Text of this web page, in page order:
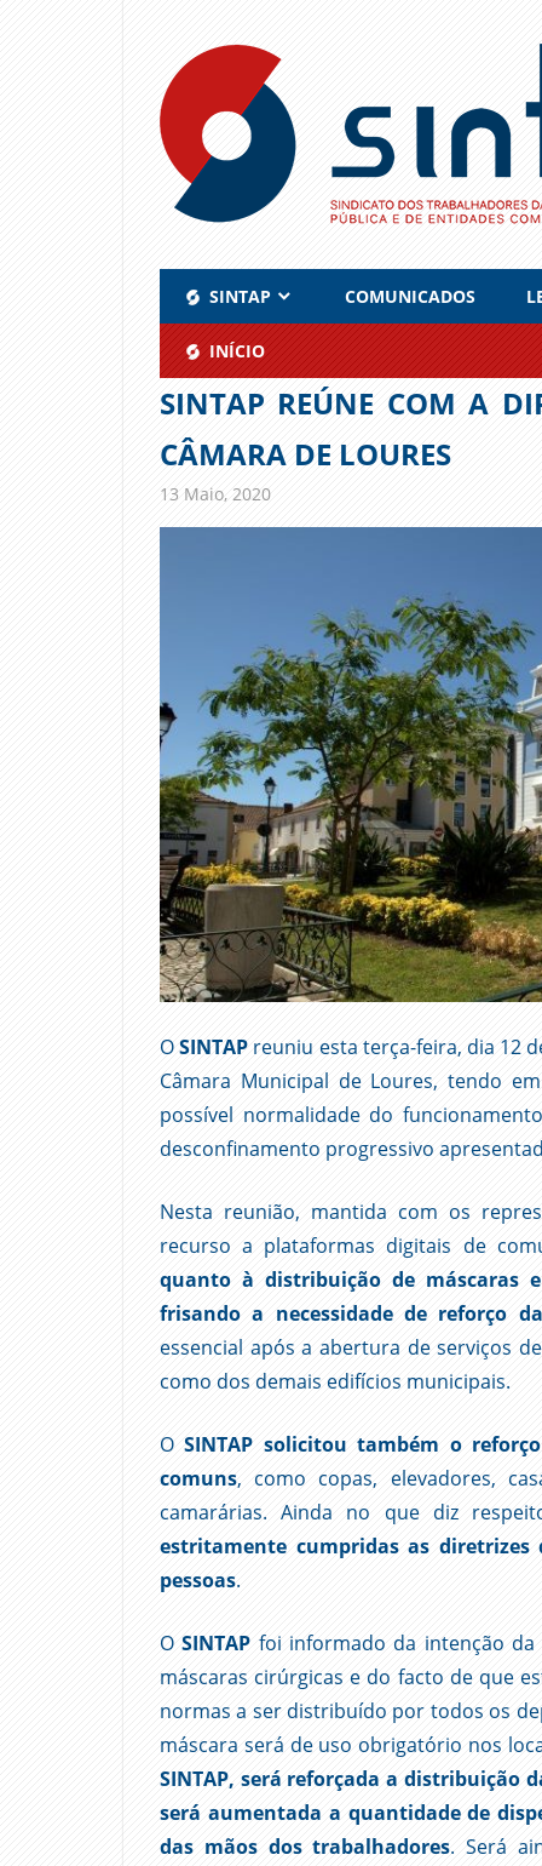
content
SINTAP COMUNICADOS
INÍCIO
SINTAP REÚNE COM A
CÂMARA DE LOURES
13 Maio, 2020
OSINTAP reuniu esta terça-feira, dia 12
Câmara Municipal de Loures, tendo
possível normalidade do
desconfinamento progressivo
Nesta reunião, mantida com os
recurso a plataformas digitais de
quanto à distribuição de máscaras
frisando a necessidade de reforço
essencial após a abertura de serviços
como dos demais edifícios municipais.
OSINTAP solicitou também o
comuns, como copas, elevadores,
camarárias. Ainda no que diz
estritamente cumpridas as diretrizes
pessoas.
OSINTAP foi informado da intenção
máscaras cirúrgicas e do facto de que
normas a ser distribuído por todos os
máscara será de uso obrigatório nos
SINTAP, será reforçada a distribuição
será aumentada a quantidade de
das mãos dos trabalhadores. Será